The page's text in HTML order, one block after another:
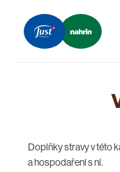
Doplňky stravy v této
a hospodaření s ní.